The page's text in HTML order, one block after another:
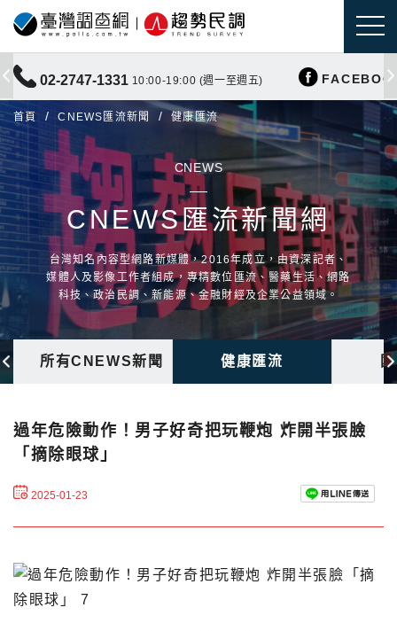
02-2747-1331 10:00-19:00 (週一至週五)
首頁 CNEWS匯流新聞 健康匯流
CNEWS
CNEWS匯流新聞網
台灣知名內容型網路新媒體，2016年成立，由資深記者、
媒體人及影像工作者組成，專精數位匯流、醫藥生活、網路
科技、政治民調、新能源、金融財經及企業公益領域。
所有CNEWS新聞 健康匯流
過年危險動作！男子好奇把玩鞭炮 炸開半張臉
「摘除眼球」
2025-01-23